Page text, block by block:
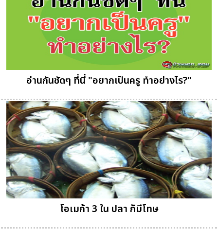
อ่านกันชัดๆ ที่นี่ "อยากเป็นครู ทำอย่างไร?"
โอเมก้า 3 ใน ปลา ก็มีโทษ